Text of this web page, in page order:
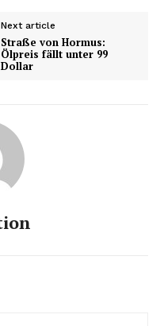
Next article
Straße von Hormus:
Ölpreis fällt unter 99
Dollar